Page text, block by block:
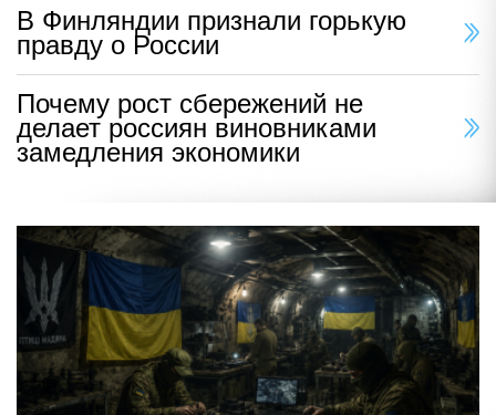
В Финляндии признали горькую
правду о России
Почему рост сбережений не
делает россиян виновниками
замедления экономики